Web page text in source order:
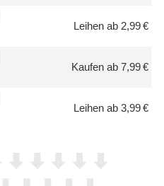
Leihen ab 2,99 €
Kaufen ab 7,99 €
Leihen ab 3,99 €